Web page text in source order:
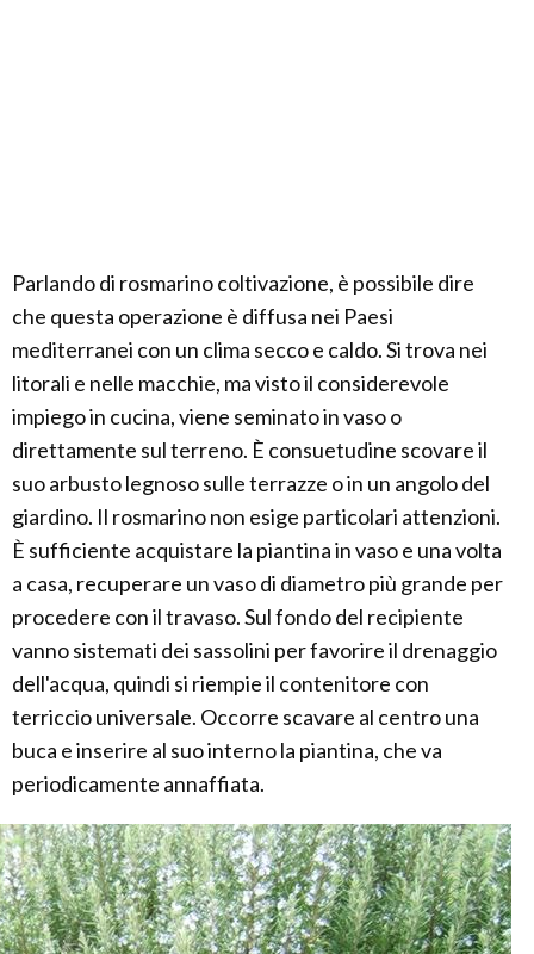
Parlando di rosmarino coltivazione, è possibile dire
che questa operazione è diffusa nei Paesi
mediterranei con un clima secco e caldo. Si trova nei
litorali e nelle macchie, ma visto il considerevole
impiego in cucina, viene seminato in vaso o
direttamente sul terreno. È consuetudine scovare il
suo arbusto legnoso sulle terrazze o in un angolo del
giardino. Il rosmarino non esige particolari attenzioni.
È sufficiente acquistare la piantina in vaso e una volta
a casa, recuperare un vaso di diametro più grande per
procedere con il travaso. Sul fondo del recipiente
vanno sistemati dei sassolini per favorire il drenaggio
dell'acqua, quindi si riempie il contenitore con
terriccio universale. Occorre scavare al centro una
buca e inserire al suo interno la piantina, che va
periodicamente annaffiata.